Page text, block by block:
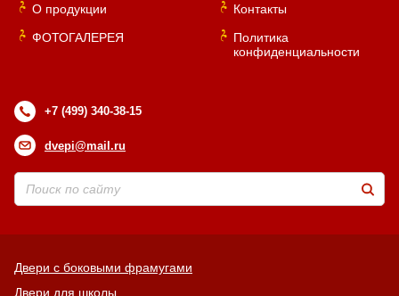
О продукции
ФОТОГАЛЕРЕЯ
Контакты
Политика
конфиденциальности
+7 (499) 340-38-15
dvepi@mail.ru
Двери с боковыми фрамугами
Двери для школы